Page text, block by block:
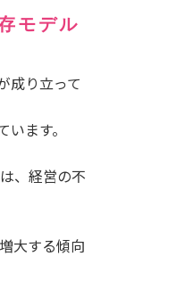
モデル
成り立って
ます。
、経営の不
大する傾向